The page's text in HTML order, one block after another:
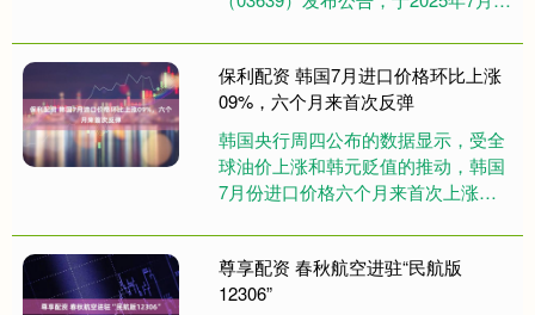
亿元及集....
保利配资 韩国7月进口价格环比上涨
09%，六个月来首次反弹
韩国央行周四公布的数据显示，受全
球油价上涨和韩元贬值的推动，韩国
7月份进口价格六个月来首次上涨。
进口物价指数比前一个月上升了0....
尊享配资 春秋航空进驻“民航版
12306”